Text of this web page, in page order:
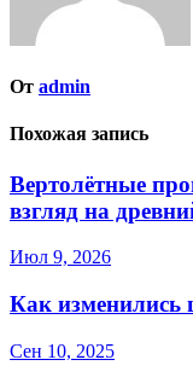
От admin
Похожая запись
Вертолётные
взгляд на
Июл 9, 2026
Как изменились
Сен 10, 2025